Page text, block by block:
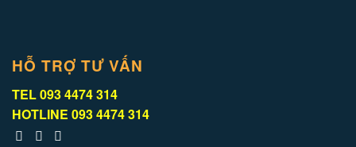
HỖ TRỢ TƯ VẤN
TEL093 4474 314
HOTLINE 093 4474 314